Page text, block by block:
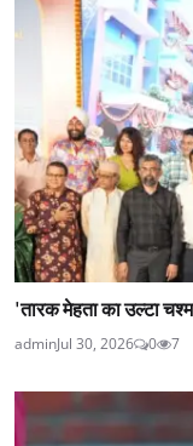
'तारक मेहता का उल्टा
adminJul 30, 2026 0 7